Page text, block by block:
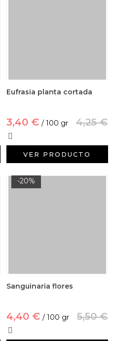
Eufrasia planta cortada
3,40 € / 100 gr 4,25 €
VER PRODUCTO
-20%
Sanguinaria flores
4,40 € / 100 gr 5,50 €